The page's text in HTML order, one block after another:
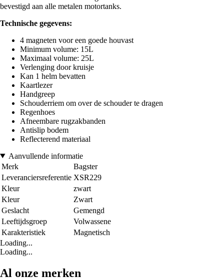
bevestigd aan alle metalen motortanks.
Technische gegevens:
4 magneten voor een goede houvast
Minimum volume: 15L
Maximaal volume: 25L
Verlenging door kruisje
Kan 1 helm bevatten
Kaartlezer
Handgreep
Schouderriem om over de schouder te dragen
Regenhoes
Afneembare rugzakbanden
Antislip bodem
Reflecterend materiaal
Aanvullende informatie
Merk
Bagster
Leveranciersreferentie XSR229
Kleur
zwart
Kleur
Zwart
Geslacht
Gemengd
Leeftijdsgroep
Volwassene
Karakteristiek
Magnetisch
Loading...
Loading...
Al onze merken